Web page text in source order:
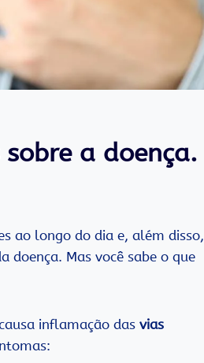
a doença.
ao longo do dia e, além disso,
doença. Mas você sabe o que
inflamação das vias